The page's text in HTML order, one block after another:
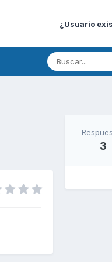
¿Usuario
3